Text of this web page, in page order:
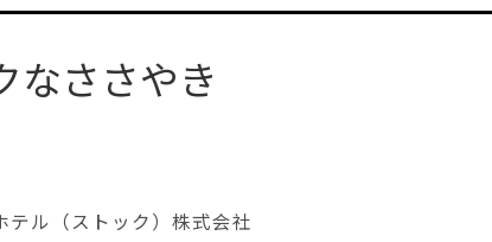
なささやき
テル（ストック）株式会社